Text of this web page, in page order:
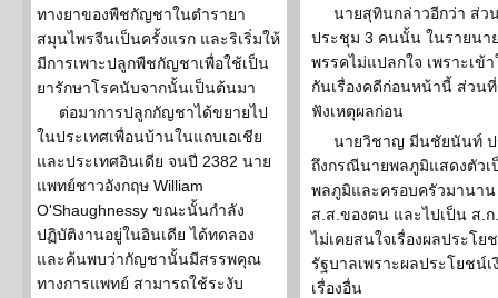
ทางยาของพืชกัญชาในตำรายา
สมุนไพรจีนเป็นครั้งแรก และริเริ่มให้
มีการเพาะปลูกพืชกัญชาเพื่อใช้เป็น
ยารักษาโรคนับจากนั้นเป็นต้นมา
ต่อมาการปลูกกัญชาได้ขยายไป
ในประเทศเพื่อนบ้านในแถบเอเชีย
และประเทศอินเดีย จนปี 2382 นาย
แพทย์ชาวอังกฤษ William
O'Shaughnessy ขณะนั้นกำลัง
ปฏิบัติงานอยู่ในอินเดีย ได้ทดลอง
และค้นพบว่ากัญชานั้นมีสรรพคุณ
ทางการแพทย์ สามารถใช้ระงับ
นายสุทินกล่าวอีกว่า ส่ว
ประชุม 3 คนนั้น ในรายนา
พรรคไม่แปลกใจ เพราะเ
กันเรื่องคดีก่อนหน้านี้ ส่วน
ฟังเหตุผลก่อน
นายวิชาญ มีนชัยนันท์ ป
ถึงกรณีนายพลภูมิแสดงตัวเ
พลภูมิและครอบครัวมานาน
ส.ส.ของตน และไปเป็น ส.
ไม่เคยสนใจเรื่องผลประโ
รัฐบาลเพราะผลประโยชน์
เรื่องอื่น